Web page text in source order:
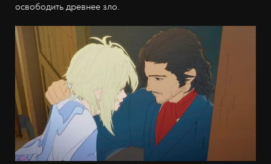
освободить древнее зло.